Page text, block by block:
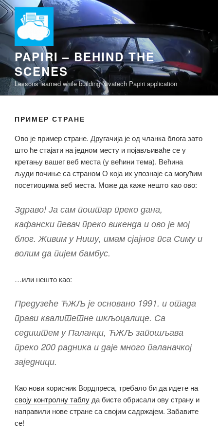
Скочи
на
садржај
PAPIRI – BEHIND THE
SCENES
Lessons learned while building Nivatech Papiri application
ПРИМЕР СТРАНЕ
Ово је пример стране. Другачија је од чланка блога зато
што ће стајати на једном месту и појављиваће се у
кретању вашег веб места (у већини тема). Већина
људи почиње са страном О која их упознаје са могућим
посетиоцима веб места. Може да каже нешто као ово:
Здраво! Ја сам поштар преко дана,
кафански певач преко викенда и ово је мој
блог. Живим у Нишу, имам сјајног пса Симу и
волим да пијем бамбус.
…или нешто као:
Предузеће ЋЖЉ је основано 1991. и отада
прави квалитетне шкљоцалице. Са
седиштем у Паланци, ЋЖЉ запошљава
преко 200 радника и даје много паланачкој
заједници.
Као нови корисник Вордпреса, требало би да идете на
своју контролну таблу да бисте обрисали ову страну и
направили нове стране са својим садржајем. Забавите
се!